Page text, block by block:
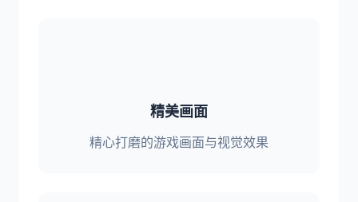
精美画面
精心打磨的游戏画面与视觉效果